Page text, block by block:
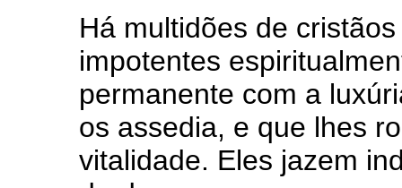
Há multidões de
impotentes
permanente com a
os assedia, e que lhes
vitalidade. Eles jazem